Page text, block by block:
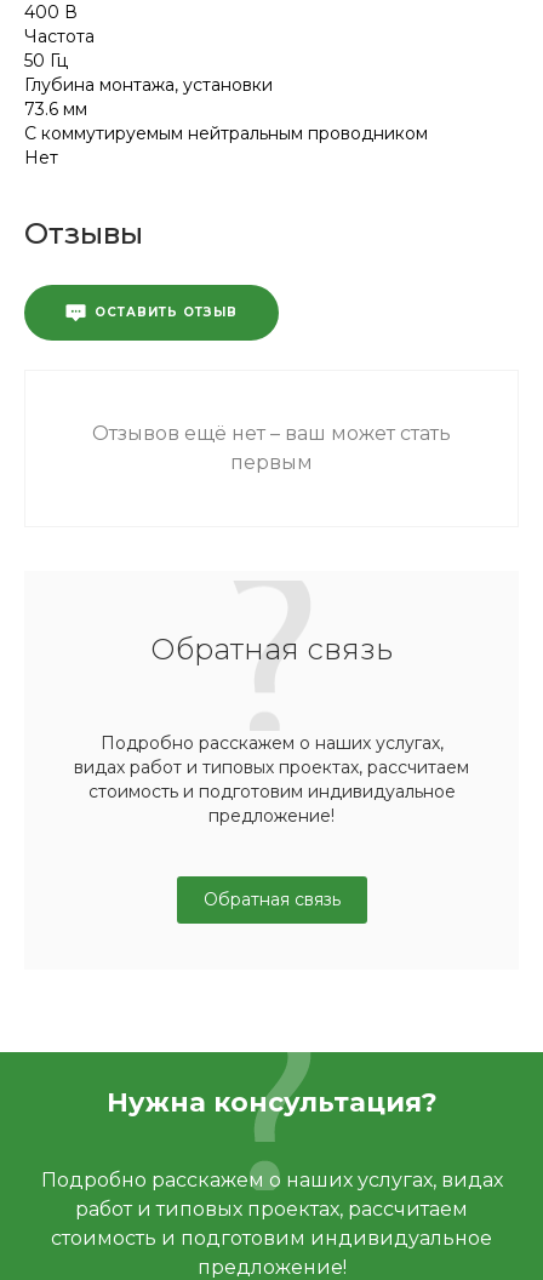
400 В
Частота
50 Гц
Глубина монтажа, установки
73.6 мм
С коммутируемым нейтральным проводником
Нет
Отзывы
ОСТАВИТЬ ОТЗЫВ
Отзывов ещё нет – ваш может стать
первым
Обратная связь
Подробно расскажем о наших услугах,
видах работ и типовых проектах, рассчитаем
стоимость и подготовим индивидуальное
предложение!
Обратная связь
Нужна консультация?
Подробно расскажем о наших услугах, видах
работ и типовых проектах, рассчитаем
стоимость и подготовим индивидуальное
предложение!